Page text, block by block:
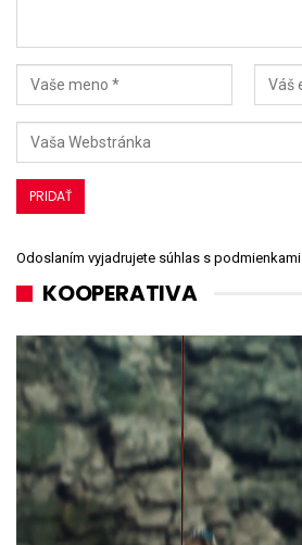
Odoslaním vyjadrujete súhlas s podmienkami
KOOPERATIVA